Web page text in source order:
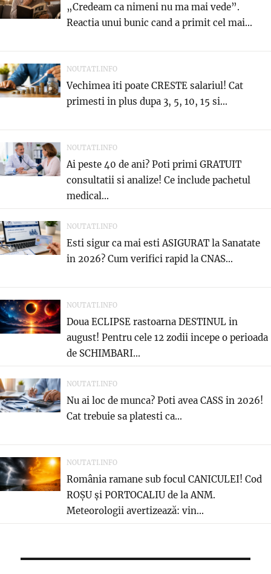
„Credeam ca nimeni nu ma mai vede”.
Reactia unui bunic cand a primit cel mai...
NOUTATI.INFO
Vechimea iti poate CRESTE salariul! Cat
primesti in plus dupa 3, 5, 10, 15 si...
NOUTATI.INFO
Ai peste 40 de ani? Poti primi GRATUIT
consultatii si analize! Ce include pachetul
medical...
NOUTATI.INFO
Esti sigur ca mai esti ASIGURAT la Sanatate
in 2026? Cum verifici rapid la CNAS...
NOUTATI.INFO
Doua ECLIPSE rastoarna DESTINUL in
august! Pentru cele 12 zodii incepe o perioada
de SCHIMBARI...
NOUTATI.INFO
Nu ai loc de munca? Poti avea CASS in 2026!
Cat trebuie sa platesti ca...
NOUTATI.INFO
România ramane sub focul CANICULEI! Cod
ROȘU și PORTOCALIU de la ANM.
Meteorologii avertizează: vin...